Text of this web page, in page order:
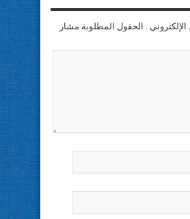
الإلكتروني . الحقول المطلوبة مشار